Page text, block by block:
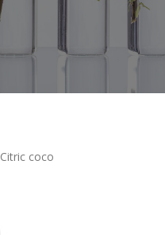
Citric coco